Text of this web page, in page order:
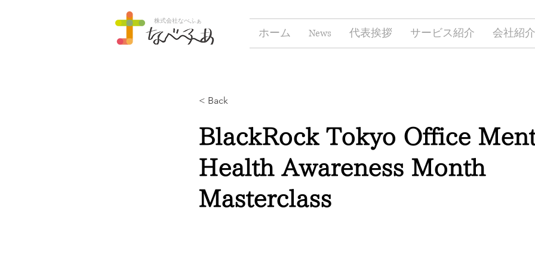
株式会社なべふぁ
ホーム News 代表挨拶 サービス紹介 会社紹介
< Back
BlackRock Tokyo Office
Health Awareness Month
Masterclass